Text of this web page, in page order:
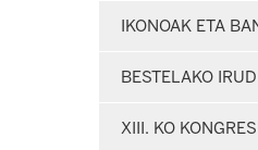
IKONOAK ETA
BESTELAKO
XIII. KO